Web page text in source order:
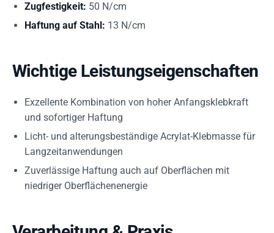
Zugfestigkeit: 50 N/cm
Haftung auf Stahl: 13 N/cm
Wichtige Leistungseigenschaften
Exzellente Kombination von hoher Anfangsklebkraft
und sofortiger Haftung
Licht- und alterungsbeständige Acrylat-Klebmasse für
Langzeitanwendungen
Zuverlässige Haftung auch auf Oberflächen mit
niedriger Oberflächenenergie